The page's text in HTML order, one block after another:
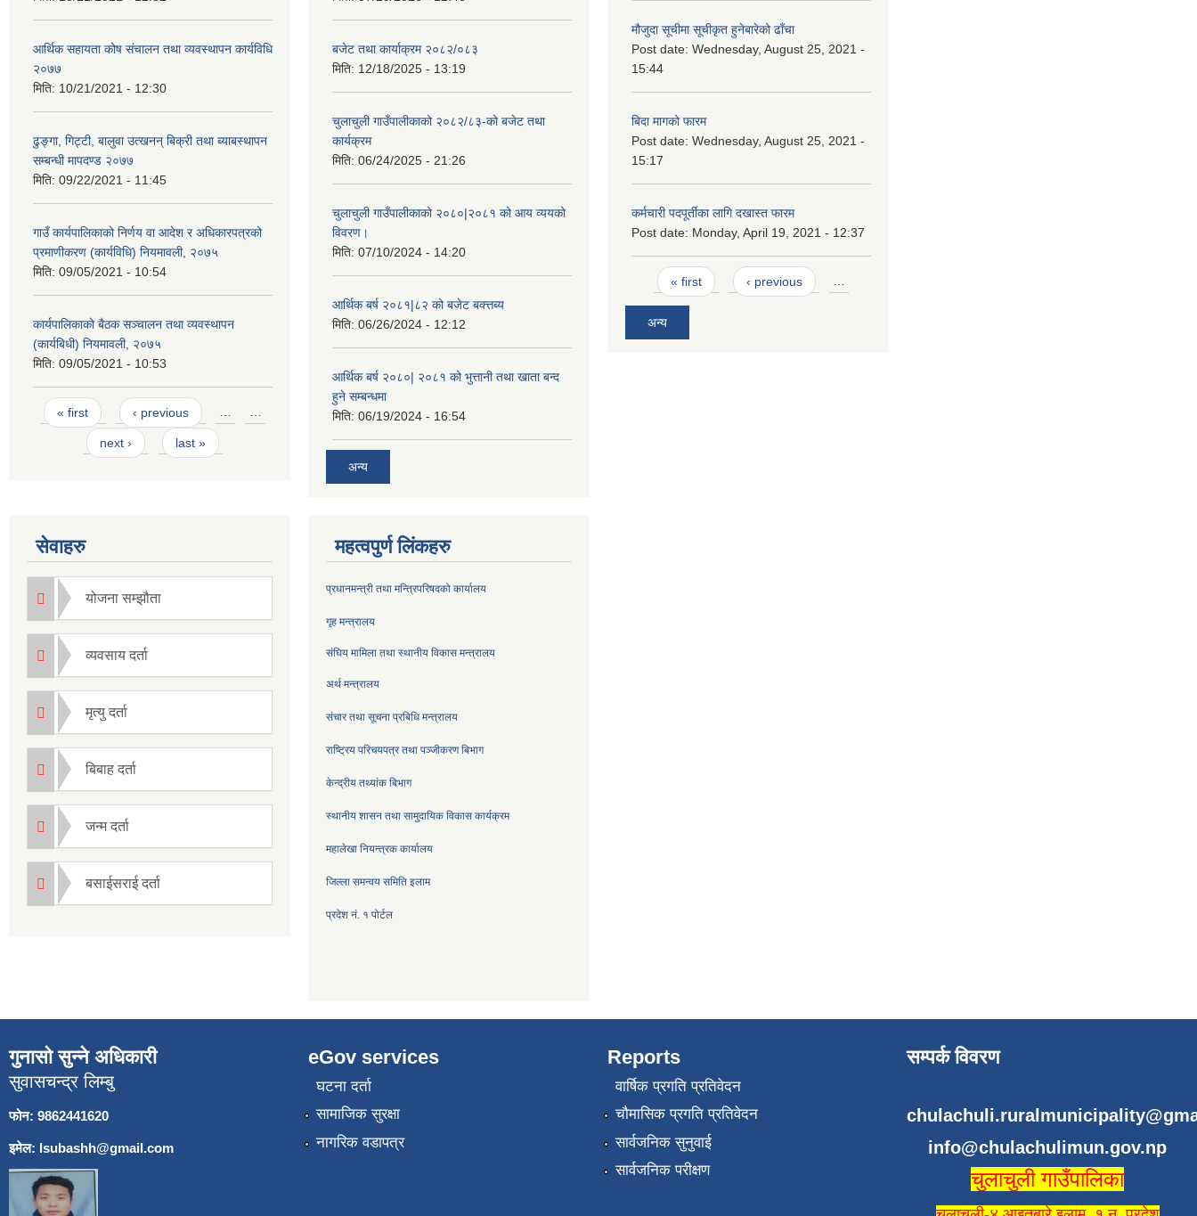
आर्थिक सहायता कोष संचालन तथा व्यवस्थापन कार्यविधि
२०७७
मिति: 10/21/2021 - 12:30
ढुङ्गा, गिट्टी, बालुवा उत्खनन् बिक्री तथा ब्याबस्थापन
सम्बन्धी मापदण्ड २०७७
मिति: 09/22/2021 - 11:45
गाउँ कार्यपालिकाको निर्णय वा आदेश र अधिकारपत्रको
प्रमाणीकरण (कार्यविधि) नियमावली, २०७५
मिति: 09/05/2021 - 10:54
कार्यपालिकाको बैठक सञ्चालन तथा व्यवस्थापन
(कार्यबिधी) नियमावली, २०७५
मिति: 09/05/2021 - 10:53
Pages
« first ‹ previous … …
next › last »
बजेट तथा कार्याक्रम २०८२/०८३
मिति: 12/18/2025 - 13:19
चुलाचुली गाउँपालीकाको २०८२/८३-को बजेट तथा
कार्यक्रम
मिति: 06/24/2025 - 21:26
चुलाचुली गाउँपालीकाको २०८०|२०८१ को आय व्ययको
विवरण।
मिति: 07/10/2024 - 14:20
आर्थिक बर्ष २०८१|८२ को बजेट बक्त्तब्य
मिति: 06/26/2024 - 12:12
आर्थिक बर्ष २०८०| २०८१ को भुत्तानी तथा खाता बन्द
हुने सम्बन्धमा
मिति: 06/19/2024 - 16:54
अन्य
मौजुदा सूचीमा सूचीकृत हुनेबारेको ढाँचा
Post date: Wednesday, August 25, 2021 -
15:44
बिदा मागको फारम
Post date: Wednesday, August 25, 2021 -
15:17
कर्मचारी पदपूर्तीका लागि दखास्त फारम
Post date: Monday, April 19, 2021 - 12:37
Pages
« first ‹ previous …
अन्य
सेवाहरु
योजना सम्झौता
व्यवसाय दर्ता
मृत्यु दर्ता
बिबाह दर्ता
जन्म दर्ता
बसाईसराई दर्ता
महत्वपुर्ण लिंकहरु
प्रधानमन्त्री तथा मन्त्रिपरिषदको कार्यालय
गृह मन्त्रालय
संघिय मामिला तथा स्थानीय विकास मन्त्रालय
अर्थ मन्त्रालय
संचार तथा सूचना प्रबिधि मन्त्रालय
राष्ट्रिय परिचयपत्र तथा पञ्जीकरण बिभाग
केन्द्रीय तथ्यांक बिभाग
स्थानीय शासन तथा सामुदायिक विकास कार्यक्रम
महालेखा नियन्त्रक कार्यालय
जिल्ला समन्वय समिति इलाम
प्रदेश नं. १ पोर्टल
गुनासो सुन्ने अधिकारी
सुवासचन्द्र लिम्बु
फोन: 9862441620
इमेल: lsubashh@gmail.com
eGov services
घटना दर्ता
सामाजिक सुरक्षा
नागरिक वडापत्र
Reports
वार्षिक प्रगति प्रतिवेदन
चौमासिक प्रगति प्रतिवेदन
सार्वजनिक सुनुवाई
सार्वजनिक परीक्षण
सम्पर्क विवरण
info@chulachulimun.gov.np
चुलाचुली गाउँपालिका